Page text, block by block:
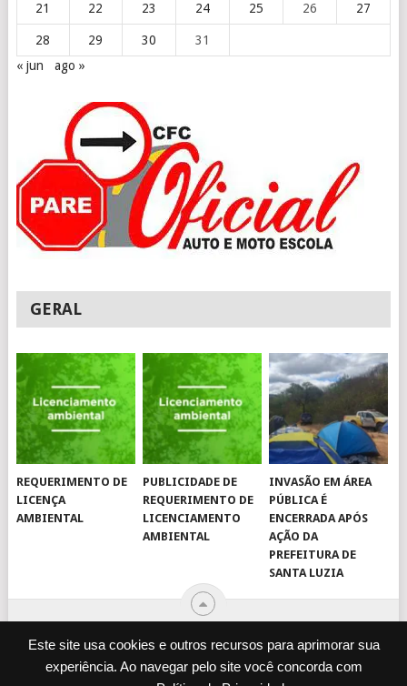
Este site usa cookies e outros recursos para aprimorar sua
experiência. Ao navegar pelo site você concorda com
21 22 23 24 25 26 27
28 29 30
31
« jun
ago »
GERAL
REQUERIMENTO DE
LICENÇA
AMBIENTAL
PUBLICIDADE DE
REQUERIMENTO DE
LICENCIAMENTO
AMBIENTAL
INVASÃO EM ÁREA
PÚBLICA É
ENCERRADA APÓS
AÇÃO DA
PREFEITURA DE
SANTA LUZIA